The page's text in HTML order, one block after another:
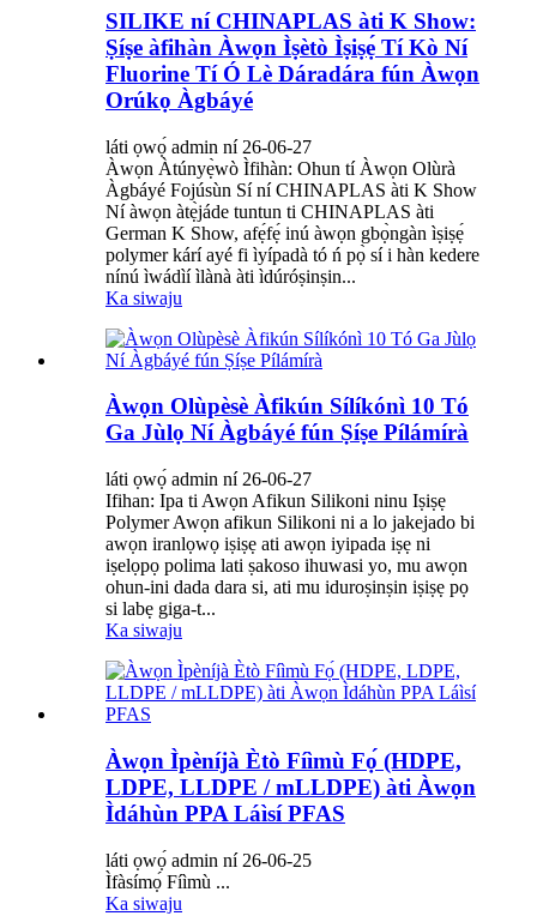
SILIKE ní CHINAPLAS àti K Show:
Ṣíṣe àfihàn Àwọn Ìṣètò Ìṣiṣẹ́ Tí Kò Ní
Fluorine Tí Ó Lè Dáradára fún Àwọn
Orúkọ Àgbáyé
láti ọwọ́ admin ní 26-06-27
Àwọn Àtúnyẹ̀wò Ìfihàn: Ohun tí Àwọn Olùrà
Àgbáyé Fojúsùn Sí ní CHINAPLAS àti K Show
Ní àwọn àtẹ̀jáde tuntun ti CHINAPLAS àti
German K Show, afẹ́fẹ́ inú àwọn gbọ̀ngàn ìṣiṣẹ́
polymer kárí ayé fi ìyípadà tó ń pọ̀ sí i hàn kedere
nínú ìwádìí ìlànà àti ìdúróṣinṣin...
Ka siwaju
Àwọn Olùpèsè Àfikún Sílíkónì 10 Tó
Ga Jùlọ Ní Àgbáyé fún Ṣíṣe Pílámírà
láti ọwọ́ admin ní 26-06-27
Ifihan: Ipa ti Awọn Afikun Silikoni ninu Iṣiṣẹ
Polymer Awọn afikun Silikoni ni a lo jakejado bi
awọn iranlọwọ iṣiṣẹ ati awọn iyipada iṣẹ ni
iṣelọpọ polima lati ṣakoso ihuwasi yo, mu awọn
ohun-ini dada dara si, ati mu iduroṣinṣin iṣiṣẹ pọ
si labẹ giga-t...
Ka siwaju
Àwọn Ìpèníjà Ètò Fíìmù Fọ́ (HDPE,
LDPE, LLDPE / mLLDPE) àti Àwọn
Ìdáhùn PPA Láìsí PFAS
láti ọwọ́ admin ní 26-06-25
Ìfàsímọ́ Fíìmù ...
Ka siwaju